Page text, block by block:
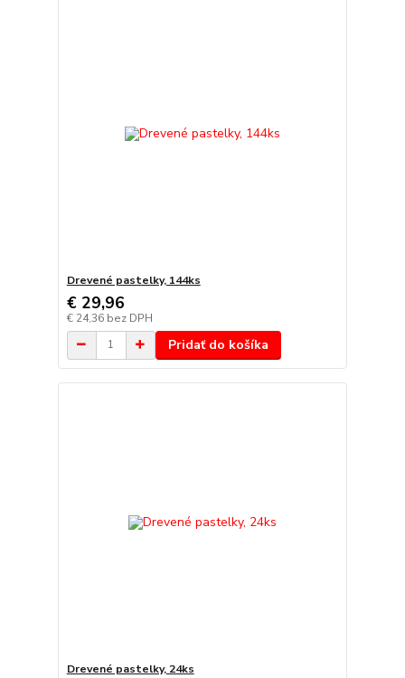
Drevené pastelky, 144ks
€ 29,96
€ 24,36 bez DPH
Pridať do košíka
Drevené pastelky, 24ks